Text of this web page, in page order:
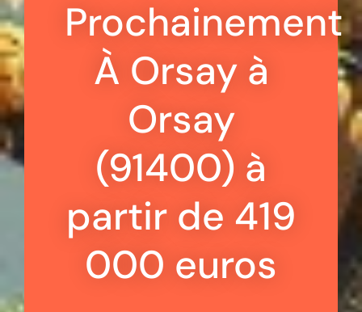
Prochainement
À Orsay à
Orsay
(91400) à
partir de 419
000 euros